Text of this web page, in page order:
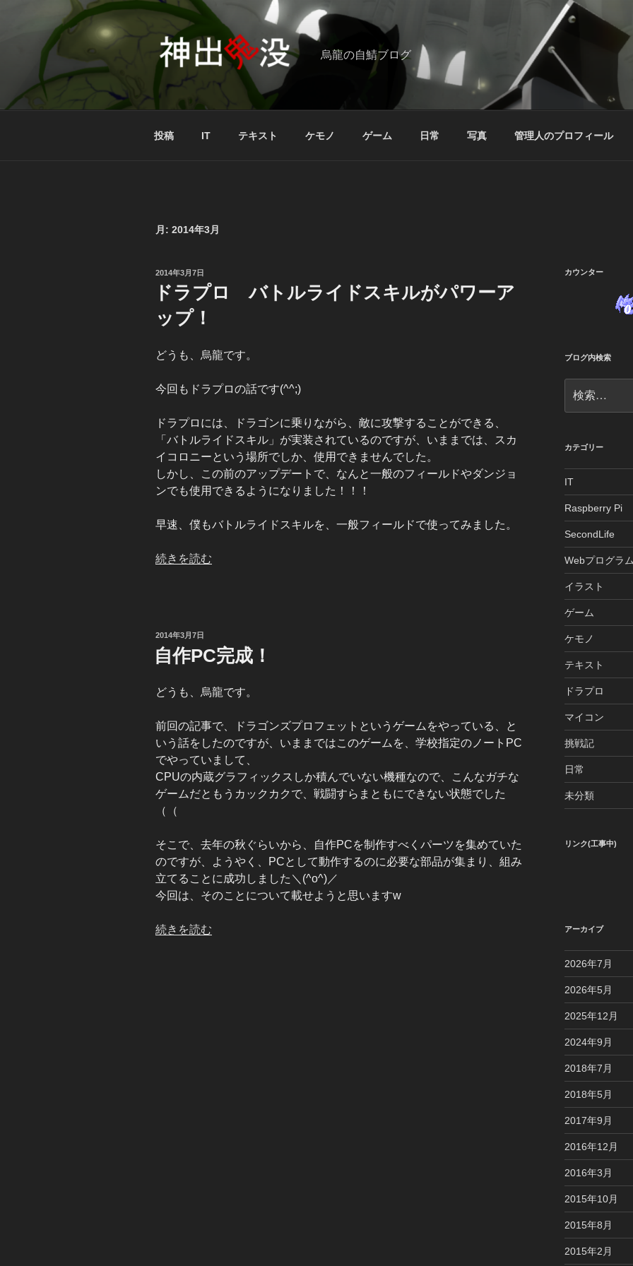
ス
烏龍の自鯖ブログ
投稿 IT テキスト ケモノ ゲーム 日常 写真 管理人のプロフィール
月: 2014年3月
投
稿
日:
2014年3月7日
ドラプロ バトルライドスキルがパワーア
ップ！
どうも、烏龍です。
今回もドラプロの話です(^^;)
ドラプロには、ドラゴンに乗りながら、敵に攻撃することができる、
「バトルライドスキル」が実装されているのですが、いままでは、スカ
イコロニーという場所でしか、使用できませんでした。
しかし、この前のアップデートで、なんと一般のフィールドやダンジョ
ンでも使用できるようになりました！！！
早速、僕もバトルライドスキルを、一般フィールドで使ってみました。
“ド
ル
イ
ス
キ
ル
が
パ
ワ
ア
ッ
プ！”
の
続きを読む
投
稿
日:
2014年3月7日
自作PC完成！
どうも、烏龍です。
前回の記事で、ドラゴンズプロフェットというゲームをやっている、と
いう話をしたのですが、いままではこのゲームを、学校指定のノートPC
でやっていまして、
CPUの内蔵グラフィックスしか積んでいない機種なので、こんなガチな
ゲームだともうカックカクで、戦闘すらまともにできない状態でした
（（
そこで、去年の秋ぐらいから、自作PCを制作すべくパーツを集めていた
のですが、ようやく、PCとして動作するのに必要な部品が集まり、組み
立てることに成功しました＼(^o^)／
今回は、そのことについて載せようと思いますw
“自
続きを読む
カウンター
ブログ内検索
索:
カテゴリー
IT
Raspberry Pi
SecondLife
Webプログラム
イラスト
ゲーム
ケモノ
テキスト
ドラプロ
マイコン
挑戦記
日常
未分類
リンク(工事中)
アーカイブ
2026年7月
2026年5月
2025年12月
2024年9月
2018年7月
2018年5月
2017年9月
2016年12月
2016年3月
2015年10月
2015年8月
2015年2月